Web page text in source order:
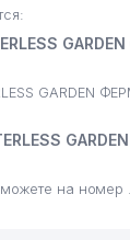
GARDEN
на номер .